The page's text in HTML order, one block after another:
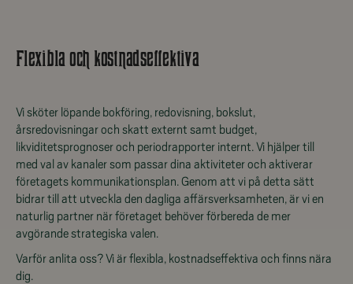
Flexibla och kostnadseffektiva
Vi sköter löpande bokföring, redovisning, bokslut,
årsredovisningar och skatt externt samt budget,
likviditetsprognoser och periodrapporter internt. Vi hjälper till
med val av kanaler som passar dina aktiviteter och aktiverar
företagets kommunikationsplan. Genom att vi på detta sätt
bidrar till att utveckla den dagliga affärsverksamheten, är vi en
naturlig partner när företaget behöver förbereda de mer
avgörande strategiska valen.
Varför anlita oss? Vi är flexibla, kostnadseffektiva och finns nära
dig.